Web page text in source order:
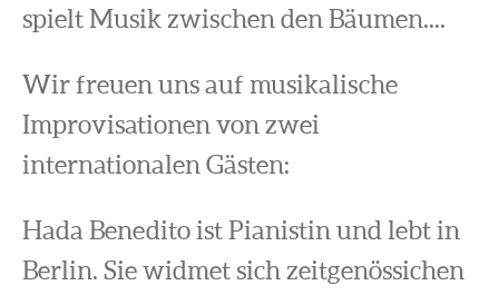
spielt Musik zwischen den Bäumen....
Wir freuen uns auf musikalische
Improvisationen von zwei
internationalen Gästen:
Hada Benedito ist Pianistin und lebt in
Berlin. Sie widmet sich zeitgenössichen